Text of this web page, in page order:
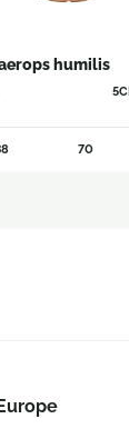
humilis
70